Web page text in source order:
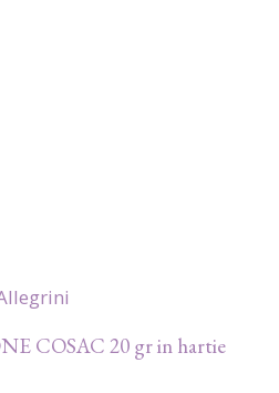
COSAC 20 gr in hartie